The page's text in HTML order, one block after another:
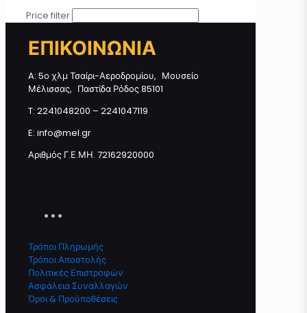
Price filter
ΕΠΙΚΟΙΝΩΝΙΑ
A: 5ο χλμ Τσαίρι-Αεροδρομίου, Μουσείο
Μέλισσας, Παστίδα Ρόδος 85101
T: 2241048200 – 2241047119
E: info@mel.gr
Αριθμός Γ.Ε.ΜΗ. 72162920000
Τρόποι Πληρωμής
Τρόποι Αποστολής
Πολιτικές Επιστροφών
Ασφάλεια Συναλλαγών
Όροι & Προϋποθέσεις